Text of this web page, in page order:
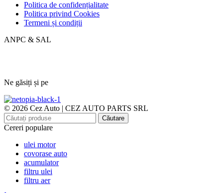
Politica de confidențialitate
Politica privind Cookies
Termeni și condiții
ANPC & SAL
Ne găsiți și pe
© 2026 Cez Auto | CEZ AUTO PARTS SRL
Căutare
Cereri populare
ulei motor
covorase auto
acumulator
filtru ulei
filtru aer